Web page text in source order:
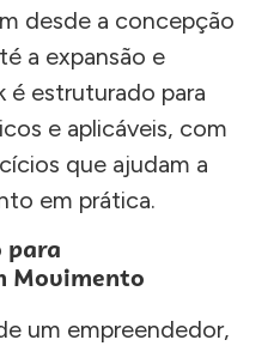
desde a concepção
a expansão e
é estruturado para
e aplicáveis, com
que ajudam a
em prática.
para
Movimento
um empreendedor,